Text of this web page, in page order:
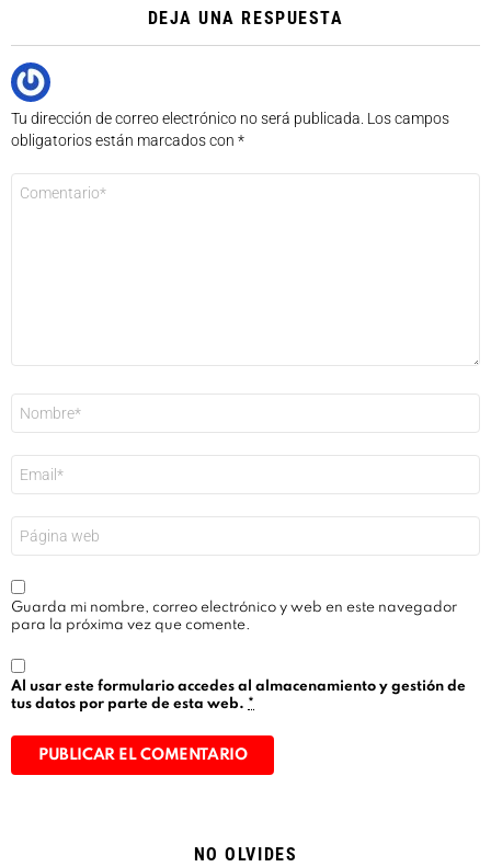
DEJA UNA RESPUESTA
Tu dirección de correo electrónico no será publicada. Los campos
obligatorios están marcados con *
electrónico
*
Guarda mi nombre, correo electrónico y web en este navegador
para la próxima vez que comente.
Al usar este formulario accedes al almacenamiento y gestión de
tus datos por parte de esta web. *
NO OLVIDES